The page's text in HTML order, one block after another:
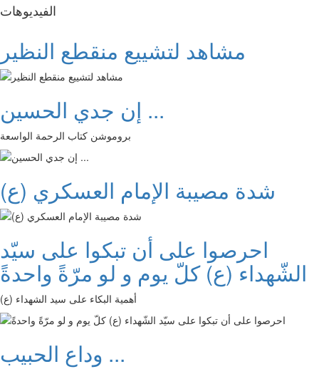
الفیدیوهات
مشاهد لتشييع منقطع النظير
إن جدي الحسين ...
بروموشن كتاب الرحمة الواسعة
شدة مصيبة الإمام العسكري (ع)
احرصوا على أن تبكوا على سيّد
الشّهداء (ع) كلّ يوم و لو مرّةً واحدةً
أهمية البكاء على سيد الشهداء (ع)
وداع الحبيب ...